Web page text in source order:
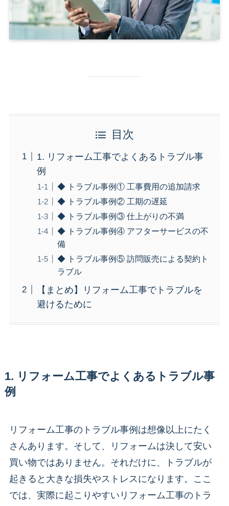
目次
1. リフォーム工事でよくあるトラブル事
例
◆ トラブル事例① 工事費用の追加請求
◆ トラブル事例② 工期の遅延
◆ トラブル事例③ 仕上がりの不満
◆ トラブル事例④ アフターサービスの不
備
◆ トラブル事例⑤ 訪問販売による契約ト
ラブル
【まとめ】リフォーム工事でトラブルを
避けるために
1. リフォーム工事でよくあるトラブル事
例
リフォーム工事のトラブル事例は想像以上にたく
さんあります。そして、リフォームは決して安い
買い物ではありません。それだけに、トラブルが
起きると大きな損失やストレスになります。ここ
では、実際に起こりやすいリフォーム工事のトラ